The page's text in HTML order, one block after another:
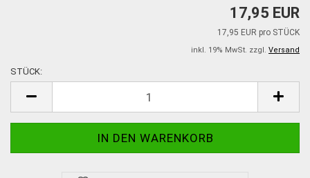
17,95 EUR
17,95 EUR pro STÜCK
inkl. 19% MwSt. zzgl. Versand
STÜCK: